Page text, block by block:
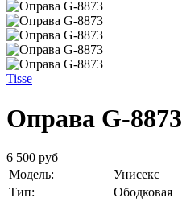
Tisse
Оправа G-8873
6 500 руб
Модель:
Унисекс
Тип:
Ободковая